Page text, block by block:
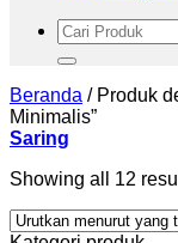
Pencarian
untuk:
Beranda /Produk
Minimalis”
Saring
Showing all 12